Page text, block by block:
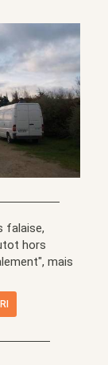
falaise,
hors
mais